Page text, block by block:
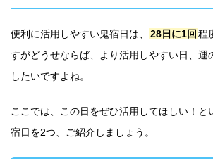
便利に活用しやすい鬼宿日は、 28日に1回 程
すがどうせならば、より活用しやすい日、運
したいですよね。
ここでは、この日をぜひ活用してほしい！と
宿日を2つ、ご紹介しましょう。